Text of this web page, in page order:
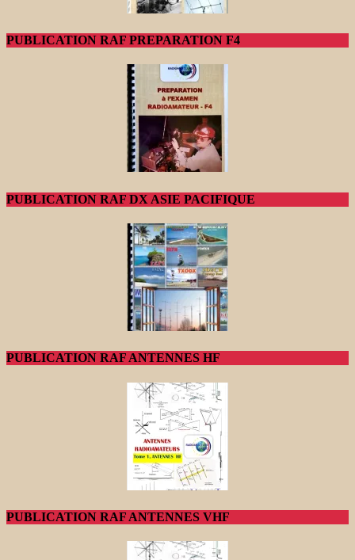
PUBLICATION RAF PREPARATION F4
PUBLICATION RAF DX ASIE PACIFIQUE
PUBLICATION RAF ANTENNES HF
PUBLICATION RAF ANTENNES VHF